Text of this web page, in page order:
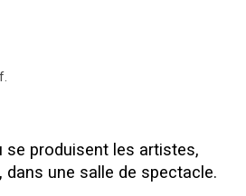
f.
se produisent les artistes,
dans une salle de spectacle.